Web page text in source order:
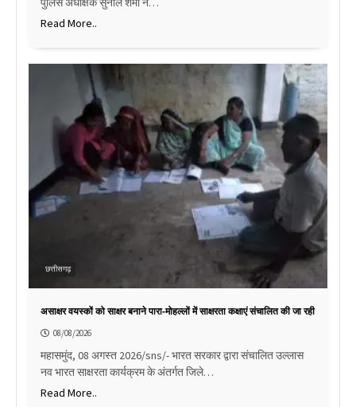
Read More..
छत्तीसगढ़
असाक्षर वयस्कों को साक्षर बनाने पारा-मोहल्लों में साक्षरता कक्षाएं संचालित की जा रही
08/08/2026
महासमुंद, 08 अगस्त 2026/sns/- भारत सरकार द्वारा संचालित उल्लास
नव भारत साक्षरता कार्यक्रम के अंतर्गत जिले…
Read More..